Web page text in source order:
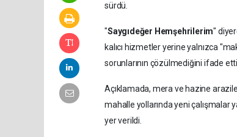
sürdü.
"Saygıdeğer Hemşehrilerim"
kalıcı hizmetler yerine yalnızca
sorunlarının çözülmediğini ifade
Açıklamada, mera ve hazine
mahalle yollarında yeni çalışmalar
yer verildi.